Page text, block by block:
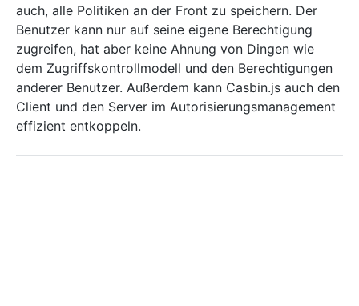
auch, alle Politiken an der Front zu speichern. Der
Benutzer kann nur auf seine eigene Berechtigung
zugreifen, hat aber keine Ahnung von Dingen wie
dem Zugriffskontrollmodell und den Berechtigungen
anderer Benutzer. Außerdem kann Casbin.js auch den
Client und den Server im Autorisierungsmanagement
effizient entkoppeln.